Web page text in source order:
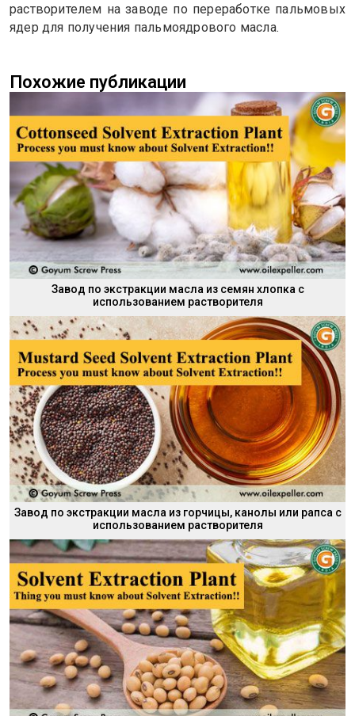
растворителем на заводе по переработке пальмовых
ядер для получения пальмоядрового масла.
Похожие публикации
Завод по экстракции масла из семян хлопка с
использованием растворителя
Завод по экстракции масла из горчицы, канолы или рапса с
использованием растворителя